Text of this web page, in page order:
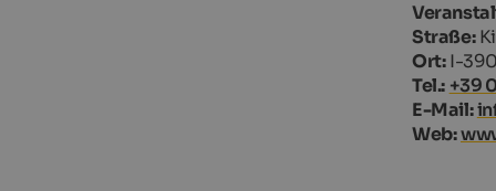
Straße:
Ort:I-
Tel.: +39
E-Mail:
Web: